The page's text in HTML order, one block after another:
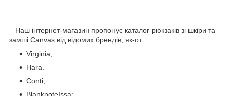
Наш інтернет-магазин пропонує каталог рюкзаків зі шкіри та
замші Canvas від відомих брендів, як-от:
Virginia;
Hara.
Conti;